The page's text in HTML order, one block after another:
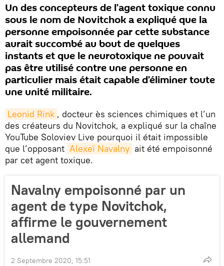
Un des concepteurs de l’agent toxique connu
sous le nom de Novitchok a expliqué que la
personne empoisonnée par cette substance
aurait succombé au bout de quelques
instants et que le neurotoxique ne pouvait
pas être utilisé contre une personne en
particulier mais était capable d’éliminer toute
une unité militaire.
Leonid Rink , docteur ès sciences chimiques et l’un
des créateurs du Novitchok, a expliqué sur la chaîne
YouTube Soloviev Live pourquoi il était impossible
que l’opposant Alexeï Navalny ait été empoisonné
par cet agent toxique.
Navalny empoisonné par un
agent de type Novitchok,
affirme le gouvernement
allemand
2 Septembre 2020, 15:51